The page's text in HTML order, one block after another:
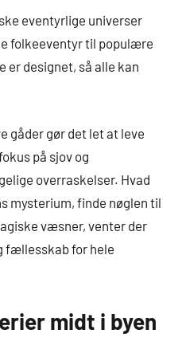
eventyrlige universer
folkeeventyr til populære
designet, så alle kan
gåder gør det let at leve
på sjov og
overraskelser. Hvad
mysterium, finde nøglen til
væsner, venter der
fællesskab for hele
midt i byen